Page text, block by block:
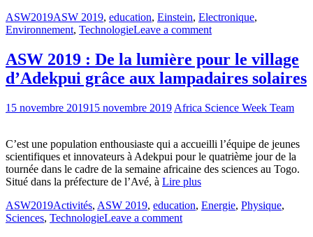
ASW2019ASW 2019, education, Einstein, Electronique,
Environnement, TechnologieLeave a comment
ASW 2019 : De la lumière pour le village
d’Adekpui grâce aux lampadaires solaires
15 novembre 201915 novembre 2019 Africa Science Week Team
C’est une population enthousiaste qui a accueilli l’équipe de jeunes
scientifiques et innovateurs à Adekpui pour le quatrième jour de la
tournée dans le cadre de la semaine africaine des sciences au Togo.
Situé dans la préfecture de l’Avé, à Lire plus
ASW2019Activités, ASW 2019, education, Energie, Physique,
Sciences, TechnologieLeave a comment